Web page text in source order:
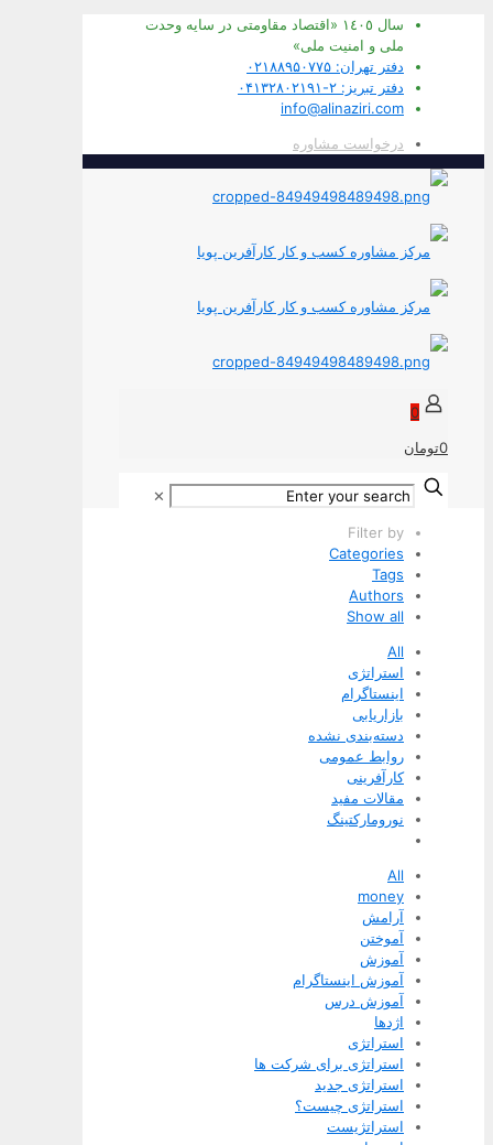
سال ١٤٠٥ «اقتصاد مقاومتی در سايه وحدت
ملی و امنيت ملی»
دفتر تهران: ۰۲۱۸۸۹۵۰۷۷۵
دفتر تبریز: ۲-۰۴۱۳۲۸۰۲۱۹۱
info@alinaziri.com
درخواست مشاوره
0
0تومان
✕
Filter by
Categories
Tags
Authors
Show all
All
استراتژی
اینستاگرام
بازاریابی
دسته‌بندی نشده
روابط عمومی
کارآفرینی
مقالات مفید
نورومارکتینگ
All
money
آرامش
آموختن
آموزش
آموزش اینستاگرام
آموزش درس
اژدها
استراتژی
استراتژی برای شرکت ها
استراتژی جدید
استراتژی چیست؟
استراتژیست